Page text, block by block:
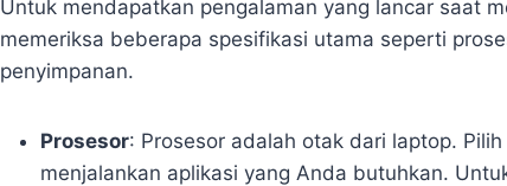
Untuk mendapatkan pengalaman yang lancar saat
memeriksa beberapa spesifikasi utama seperti
penyimpanan.
Prosesor: Prosesor adalah otak dari laptop.
menjalankan aplikasi yang Anda butuhkan.